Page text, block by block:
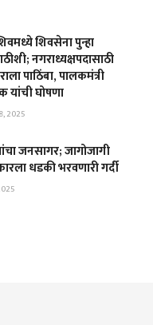
शिवसेना पुन्हा
नगराध्यक्षपदासाठी
पाठिंबा, पालकमंत्री
यांची घोषणा
2025
जनसागर; जागोजागी
धडकी भरवणारी गर्दी